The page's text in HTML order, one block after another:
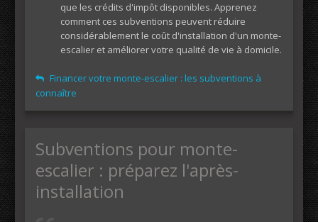
que les crédits d'impôt disponibles. Apprenez
comment ces subventions peuvent réduire
considérablement le coût d'installation d'un monte-
escalier et améliorer votre qualité de vie à domicile.
Financer votre monte-escalier : les subventions à
connaître
Subventions pour monte-
escalier : préparez l'après-
installation